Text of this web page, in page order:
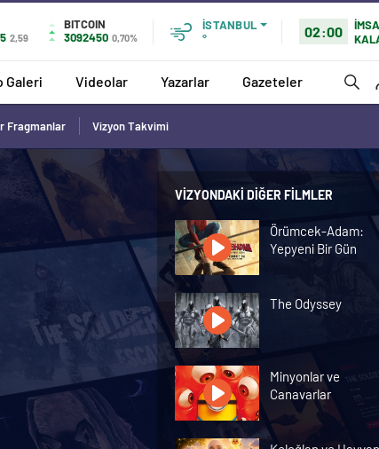
2,59
BITCOIN
3092450 0,70%
İSTANBUL
°
02:00
Galeri Videolar Yazarlar Gazeteler
Fragmanlar Vizyon Takvimi
VIZYONDAKI DIĞER FILMLER
Örümcek-Adam:
Yepyeni Bir Gün
The Odyssey
Minyonlar ve
Canavarlar